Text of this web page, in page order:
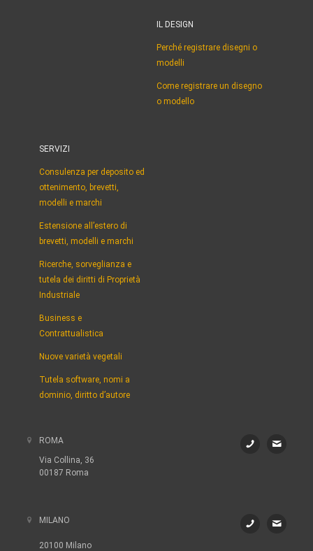
IL DESIGN
Perché registrare disegni o
modelli
Come registrare un disegno
o modello
SERVIZI
Consulenza per deposito ed
ottenimento, brevetti,
modelli e marchi
Estensione all’estero di
brevetti, modelli e marchi
Ricerche, sorveglianza e
tutela dei diritti di Proprietà
Industriale
Business e
Contrattualistica
Nuove varietà vegetali
Tutela software, nomi a
dominio, diritto d’autore
ROMA
Via Collina, 36
00187 Roma
MILANO
20100 Milano